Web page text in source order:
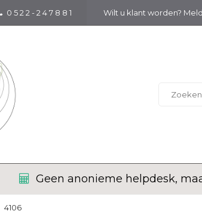
0 5 2 2 - 2 4 7 8 8 1 Wilt u klant worden?
Geen anonieme helpdesk,
4106